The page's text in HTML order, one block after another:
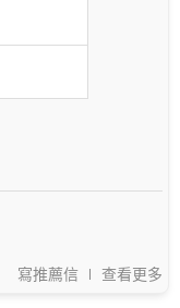
寫推薦信 查看更多